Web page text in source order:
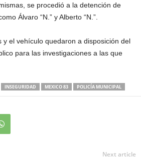
se procedió a la detención de
Álvaro “N.” y Alberto “N.”.
y el vehículo quedaron a disposición del
para las investigaciones a las que
INSEGURIDAD MEXICO 83 POLICÍA MUNICIPAL
Next article